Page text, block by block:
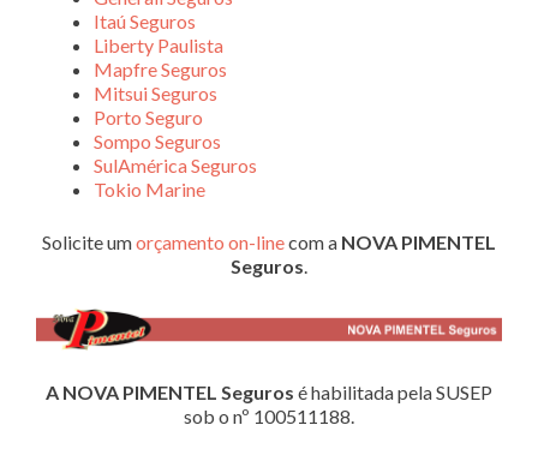
Itaú Seguros
Liberty Paulista
Mapfre Seguros
Mitsui Seguros
Porto Seguro
Sompo Seguros
SulAmérica Seguros
Tokio Marine
Solicite umorçamento on-linecom a NOVA PIMENTEL
Seguros.
A NOVA PIMENTEL Seguros é habilitada pela SUSEP
sob o nº 100511188.